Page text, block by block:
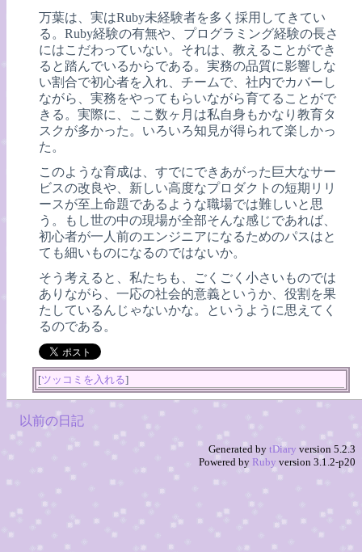
万葉は、実はRuby未経験者を多く採用してきてい
る。Ruby経験の有無や、プログラミング経験の長さ
にはこだわっていない。それは、教えることができ
ると踏んでいるからである。実務の品質に影響しな
い割合で初心者を入れ、チームで、社内でカバーし
ながら、実務をやってもらいながら育てることがで
きる。実際に、ここ数ヶ月は私自身もかなり教育タ
スクが多かった。いろいろ知見が得られて楽しかっ
た。
このような育成は、すでにできあがった巨大なサー
ビスの改良や、新しい高度なプロダクトの短期リリ
ースが至上命題であるような職場では難しいと思
う。もし世の中の現場が全部そんな感じであれば、
初心者が一人前のエンジニアになるためのパスはと
ても細いものになるのではないか。
そう考えると、私たちも、ごくごく小さいものでは
ありながら、一応の社会的意義というか、役割を果
たしているんじゃないかな。というように思えてく
るのである。
[ツッコミを入れる]
以前の日記
Generated by tDiary version 5.2.3
Powered by Ruby version 3.1.2-p20